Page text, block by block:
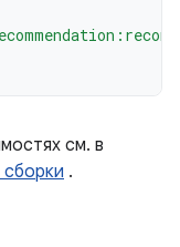
см. в
.